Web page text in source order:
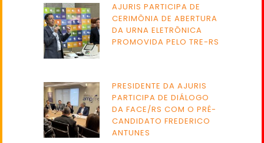
AJURIS PARTICIPA DE
CERIMÔNIA DE ABERTURA
DA URNA ELETRÔNICA
PROMOVIDA PELO TRE-RS
PRESIDENTE DA AJURIS
PARTICIPA DE DIÁLOGO
DA FACE/RS COM O PRÉ-
CANDIDATO FREDERICO
ANTUNES